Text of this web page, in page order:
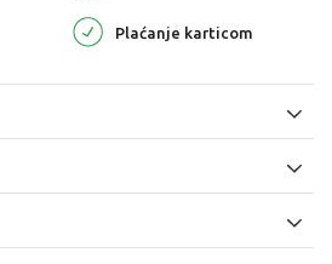
Plaćanje karticom